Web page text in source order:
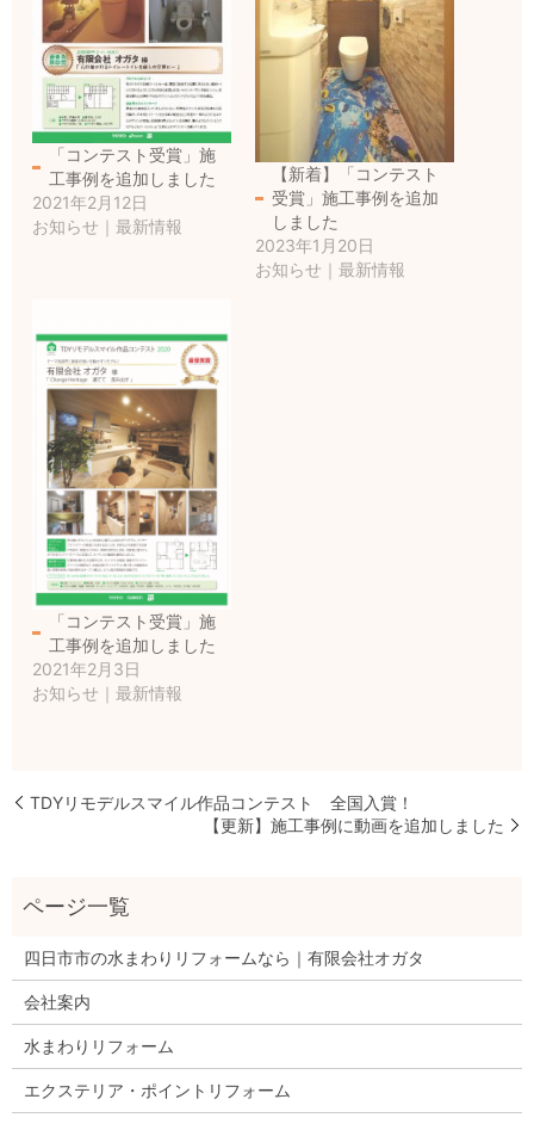
「コンテスト受賞」施
工事例を追加しました
2021年2月12日
お知らせ｜最新情報
【新着】「コンテスト
受賞」施工事例を追加
しました
2023年1月20日
お知らせ｜最新情報
「コンテスト受賞」施
工事例を追加しました
2021年2月3日
お知らせ｜最新情報
TDYリモデルスマイル作品コンテスト 全国入賞！
【更新】施工事例に動画を追加しました
四日市市の水まわりリフォームなら｜有限会社オガタ
会社案内
水まわりリフォーム
エクステリア・ポイントリフォーム